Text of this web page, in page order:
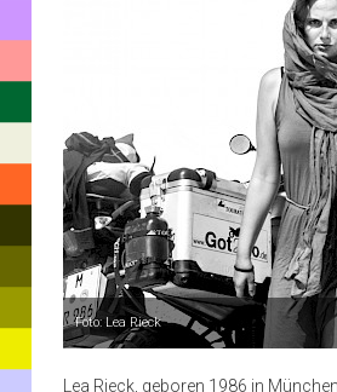
Kindergarten
lieber
mit
Matchbox-
Autos
als
mit
Foto: Lea Rieck
Lea Rieck, geboren 1986 in